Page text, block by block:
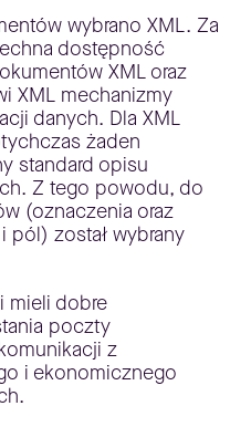
wybrano XML. Za
dostępność
XML oraz
XML mechanizmy
danych. Dla XML
żaden
standard opisu
Z tego powodu, do
(oznaczenia oraz
pól) został wybrany
mieli dobre
poczty
z
i ekonomicznego